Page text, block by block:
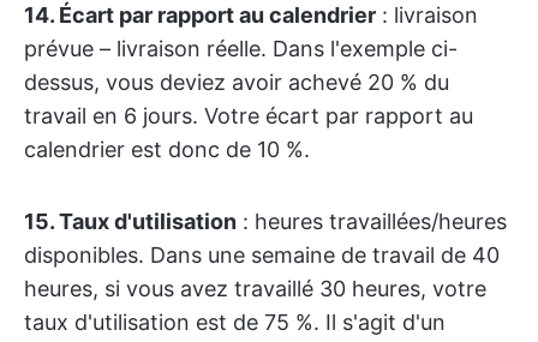
14. Écart par rapport au calendrier : livraison
prévue – livraison réelle. Dans l'exemple ci-
dessus, vous deviez avoir achevé 20 % du
travail en 6 jours. Votre écart par rapport au
calendrier est donc de 10 %.
15. Taux d'utilisation : heures travaillées/heures
disponibles. Dans une semaine de travail de 40
heures, si vous avez travaillé 30 heures, votre
taux d'utilisation est de 75 %. Il s'agit d'un